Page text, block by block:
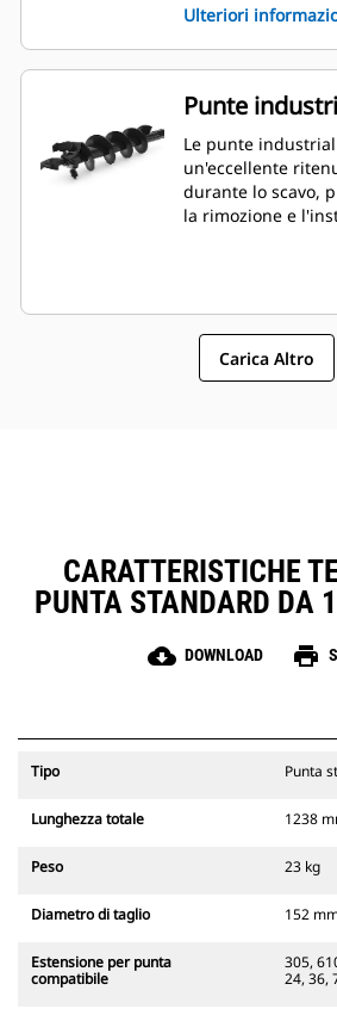
Ulteriori
Punte
Le punte
un'eccellente
durante lo scavo,
la rimozione e
Carica Altro
CARATTERISTICHE
PUNTA STANDARD DA
cloud_download DOWNLOAD print
Tipo Punta
Lunghezza totale 1238
Peso 23 kg
Diametro di taglio 152
Estensione per punta
compatibile
305,
24, 36,